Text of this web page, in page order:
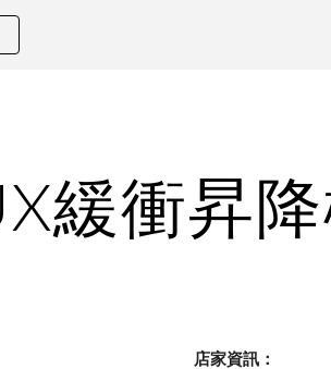
緩衝昇
    店家資訊：